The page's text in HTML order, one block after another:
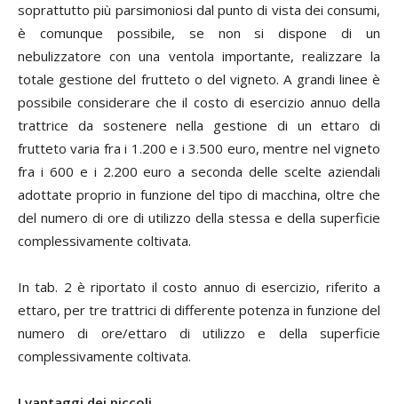
soprattutto più parsimoniosi dal punto di vista dei consumi,
è comunque possibile, se non si dispone di un
nebulizzatore con una ventola importante, realizzare la
totale gestione del frutteto o del vigneto. A grandi linee è
possibile considerare che il costo di esercizio annuo della
trattrice da sostenere nella gestione di un ettaro di
frutteto varia fra i 1.200 e i 3.500 euro, mentre nel vigneto
fra i 600 e i 2.200 euro a seconda delle scelte aziendali
adottate proprio in funzione del tipo di macchina, oltre che
del numero di ore di utilizzo della stessa e della superficie
complessivamente coltivata.
In tab. 2 è riportato il costo annuo di esercizio, riferito a
ettaro, per tre trattrici di differente potenza in funzione del
numero di ore/ettaro di utilizzo e della superficie
complessivamente coltivata.